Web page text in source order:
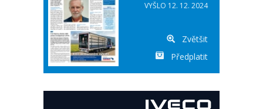
VYŠLO 12. 12. 2024
Zvětšit
Předplatit